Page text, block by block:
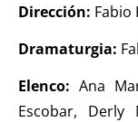
Dirección: Fabio
Dramaturgia:
Elenco:Ana
Escobar, Derly